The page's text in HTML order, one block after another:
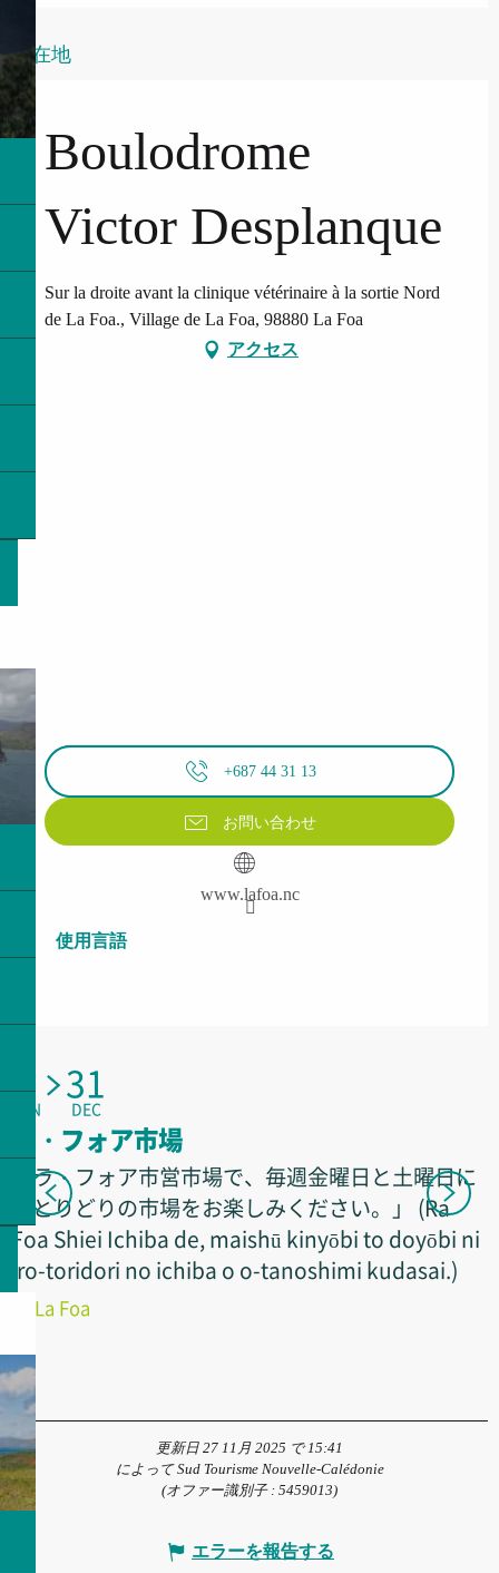
所在地
Boulodrome
Victor Desplanque
Sur la droite avant la clinique vétérinaire à la sortie Nord
de La Foa., Village de La Foa, 98880 La Foa
アクセス
+687 44 31 13
お問い合わせ
www.lafoa.nc
使用言語
使用言語
1
JAN
31
DEC
ラ・フォア市場
「ラ・フォア市営市場で、毎週金曜日と土曜日に
色とりどりの市場をお楽しみください。」 (Ra
Foa Shiei Ichiba de, maishū kinyōbi to doyōbi ni
iro-toridori no ichiba o o-tanoshimi kudasai.)
La Foa
更新日 27 11月 2025 で 15:41
によって Sud Tourisme Nouvelle-Calédonie
(オファー識別子 : 5459013)
エラーを報告する